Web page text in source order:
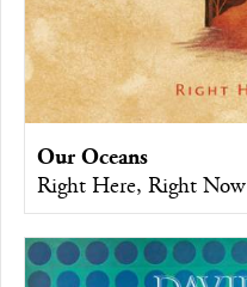
Our Oceans
Right Here, Right Now